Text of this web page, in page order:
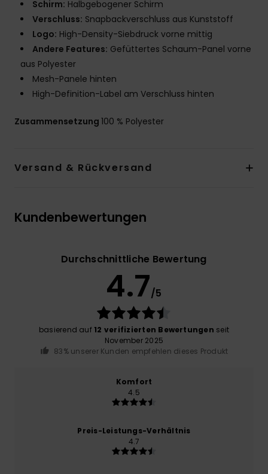
Schirm: Halbgebogener Schirm
Verschluss: Snapbackverschluss aus Kunststoff
Logo: High-Density-Siebdruck vorne mittig
Andere Features: Gefüttertes Schaum-Panel vorne
aus Polyester
Mesh-Panele hinten
High-Definition-Label am Verschluss hinten
Zusammensetzung 100 % Polyester
Versand & Rückversand
Kundenbewertungen
Durchschnittliche Bewertung
4.7/5
basierend auf 12 verifizierten Bewertungen seit
November 2025
83% unserer Kunden empfehlen dieses Produkt
Komfort
4.5
Preis-Leistungs-Verhältnis
4.7